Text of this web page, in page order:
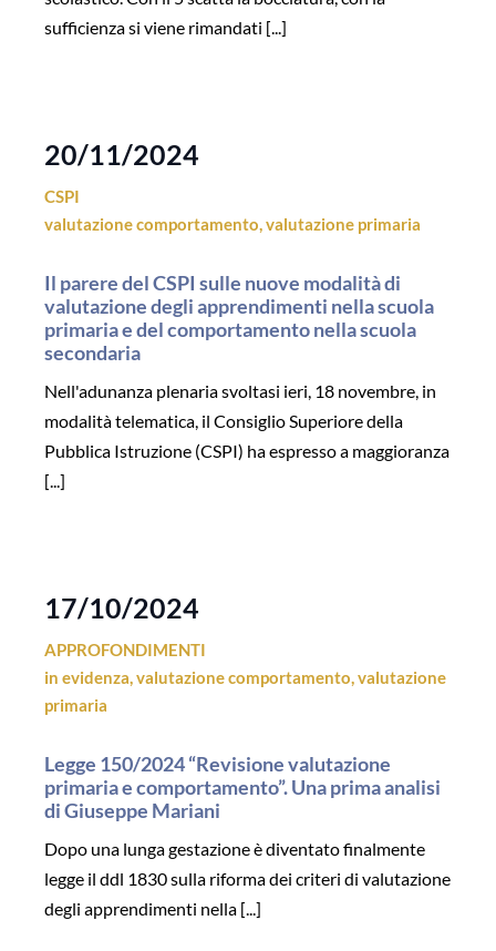
sufficienza si viene rimandati [...]
20/11/2024
CSPI
valutazione comportamento,valutazione primaria
Il parere del CSPI sulle nuove modalità di
valutazione degli apprendimenti nella scuola
primaria e del comportamento nella scuola
secondaria
Nell'adunanza plenaria svoltasi ieri, 18 novembre, in
modalità telematica, il Consiglio Superiore della
Pubblica Istruzione (CSPI) ha espresso a maggioranza
[...]
17/10/2024
APPROFONDIMENTI
in evidenza,valutazione comportamento,valutazione
primaria
Legge 150/2024 “Revisione valutazione
primaria e comportamento”. Una prima analisi
di Giuseppe Mariani
Dopo una lunga gestazione è diventato finalmente
legge il ddl 1830 sulla riforma dei criteri di valutazione
degli apprendimenti nella [...]